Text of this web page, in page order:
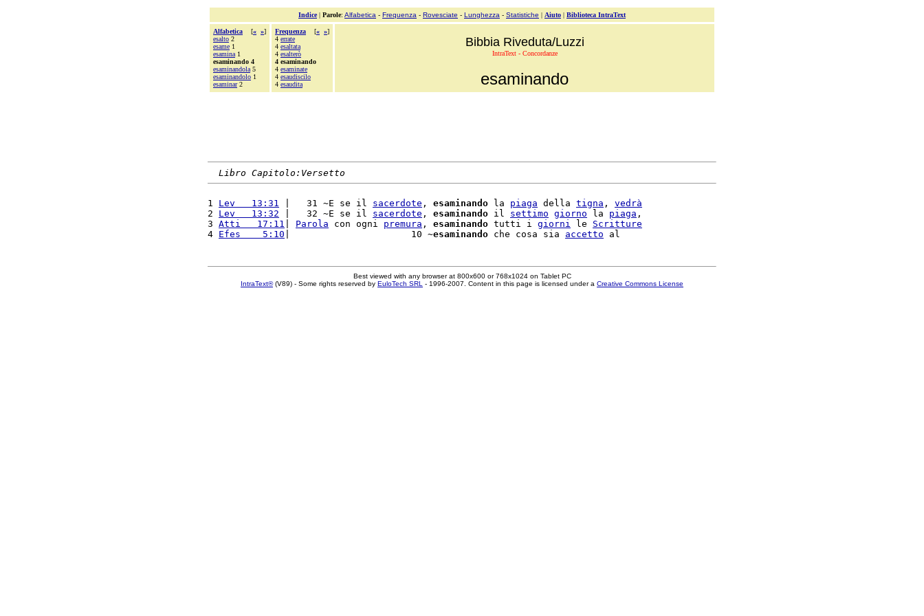
Indice| Parole: Alfabetica - Frequenza - Rovesciate - Lunghezza - Statistiche | Aiuto | Biblioteca IntraText
Alfabetica [« »]
esalto 2
esame 1
esamina 1
esaminando 4
esaminandola 5
esaminandolo 1
esaminar2
Frequenza [« »]
4 errate
4 esaltata
4 esalterò
4 esaminando
4 esaminate
4 esaudiscilo
4 esaudita
Bibbia Riveduta/Luzzi
IntraText - Concordanze
esaminando
Libro Capitolo:Versetto
1 Lev   13:31 |   31 ~E se il sacerdote , esaminando la piaga della tigna , vedrà
2 Lev   13:32 |   32 ~E se il sacerdote , esaminando il settimo giorno la piaga ,
3 Atti   17:11 Parola con ogni premura , esaminando tutti i giorni le Scritture
4 Efes    5:10 |                      10 ~esaminando che cosa sia accetto
Best viewed with any browser at 800x600 or 768x1024 on Tablet PC
IntraText®(V89) - Some rights reserved by EuloTech SRL - 1996-2007. Content in this page is licensed under a Creative Commons License